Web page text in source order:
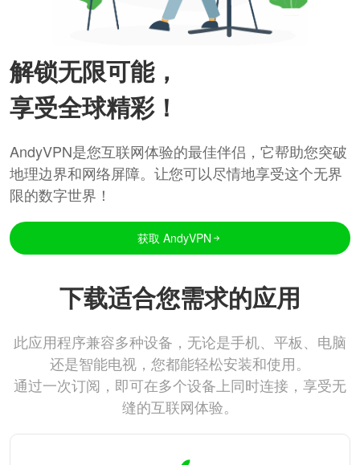
解锁无限可能，
享受全球精彩！
AndyVPN是您互联网体验的最佳伴侣，它帮助您突破
地理边界和网络屏障。让您可以尽情地享受这个无界
限的数字世界！
获取 AndyVPN
下载适合您需求的应用
此应用程序兼容多种设备，无论是手机、平板、电脑
还是智能电视，您都能轻松安装和使用。
通过一次订阅，即可在多个设备上同时连接，享受无
缝的互联网体验。